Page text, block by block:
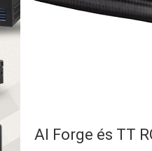
AI Forge és TT